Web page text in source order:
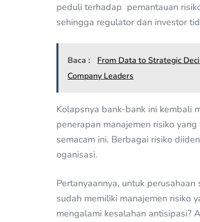
peduli terhadap pemantauan
sehingga regulator dan investor
Baca :
From Data to Strategic
Company Leaders
Kolapsnya bank-bank ini kembali
penerapan manajemen risiko
semacam ini. Berbagai risiko
oganisasi.
Pertanyaannya, untuk
sudah memiliki manajemen risiko
mengalami kesalahan antisipasi?